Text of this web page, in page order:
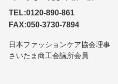
TEL:0120-890-861
FAX:050-3730-7894
日本ファッションケア協会理事
さいたま商工会議所会員